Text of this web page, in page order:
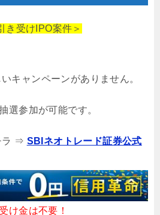
き受けIPO案件＞
キャンペーンがありません。
選参加が可能です。
ラ ⇒ SBIネオトレード証券公式
け金は不要！